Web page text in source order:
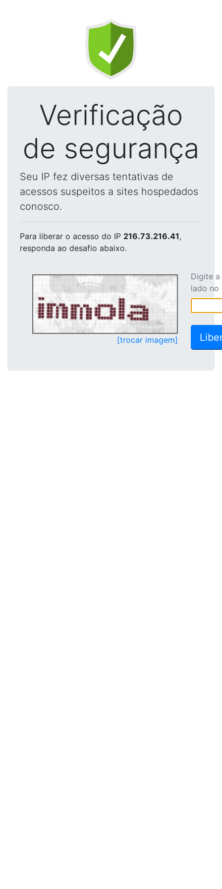
Verificação
de segurança
Seu IP fez diversas tentativas de
acessos suspeitos a sites hospedados
conosco.
Para liberar o acesso do IP 216.73.216.41,
responda ao desafio abaixo.
[trocar imagem]
Digite
lado no